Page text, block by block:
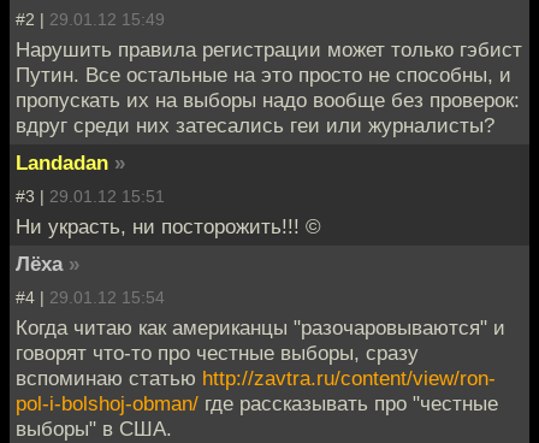
#2 | 29.01.12 15:49
Нарушить правила регистрации может только гэбист
Путин. Все остальные на это просто не способны, и
пропускать их на выборы надо вообще без проверок:
вдруг среди них затесались геи или журналисты?
Landadan »
#3 | 29.01.12 15:51
Ни украсть, ни посторожить!!! ©
Лёха »
#4 | 29.01.12 15:54
Когда читаю как американцы "разочаровываются" и
говорят что-то про честные выборы, сразу
вспоминаю статью http://zavtra.ru/content/view/ron-
pol-i-bolshoj-obman/ где рассказывать про "честные
выборы" в США.